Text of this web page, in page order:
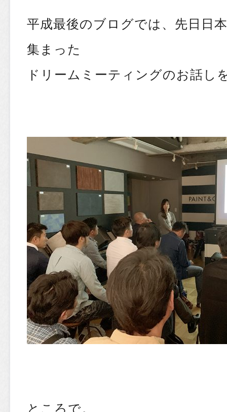
平成最後のブログでは、先日日
集まった
ドリームミーティングのお話し
ところで。